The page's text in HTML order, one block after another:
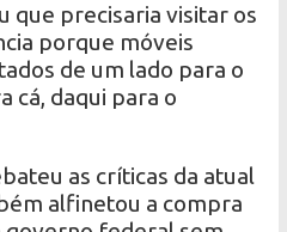
que precisaria visitar os
porque móveis
de um lado para o
cá, daqui para o
as críticas da atual
alfinetou a compra